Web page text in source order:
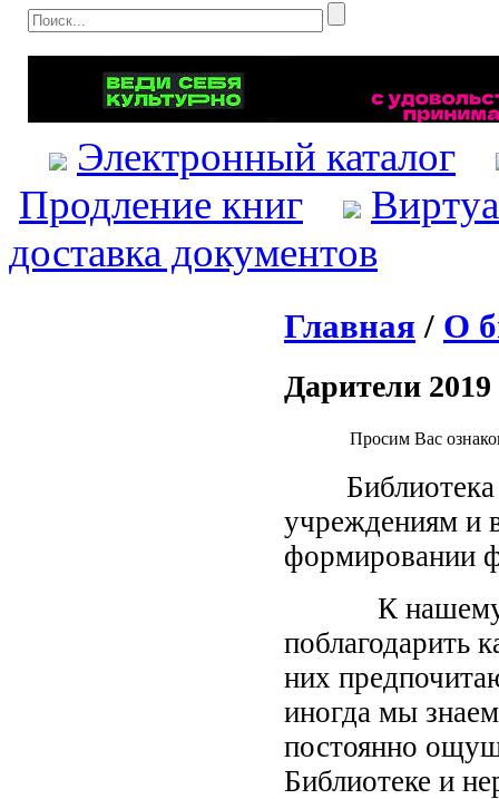
Электронный каталог
Продление книг
доставка документов
Главная / О
Дарители 2019
Просим Вас
Библиотека
учреждениям и
формировании
К нашему
поблагодарить
них
иногда мы
постоянно
Библиотеке и